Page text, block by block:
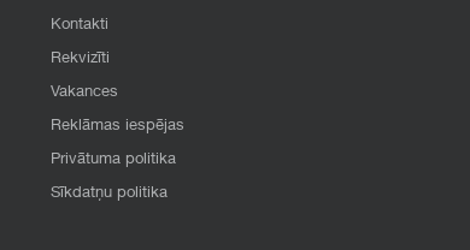
Kontakti
Rekvizīti
Vakances
Reklāmas iespējas
Privātuma politika
Sīkdatņu politika